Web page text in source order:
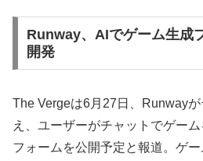
Runway、AIでゲーム生成
開発
The Vergeは6月27日、Runway
え、ユーザーがチャットでゲー
フォームを公開予定と報道。ゲ